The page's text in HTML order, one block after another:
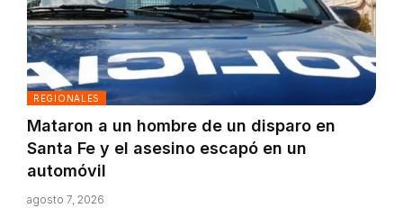
REGIONALES
Mataron a un hombre de un disparo en
Santa Fe y el asesino escapó en un
automóvil
agosto 7, 2026